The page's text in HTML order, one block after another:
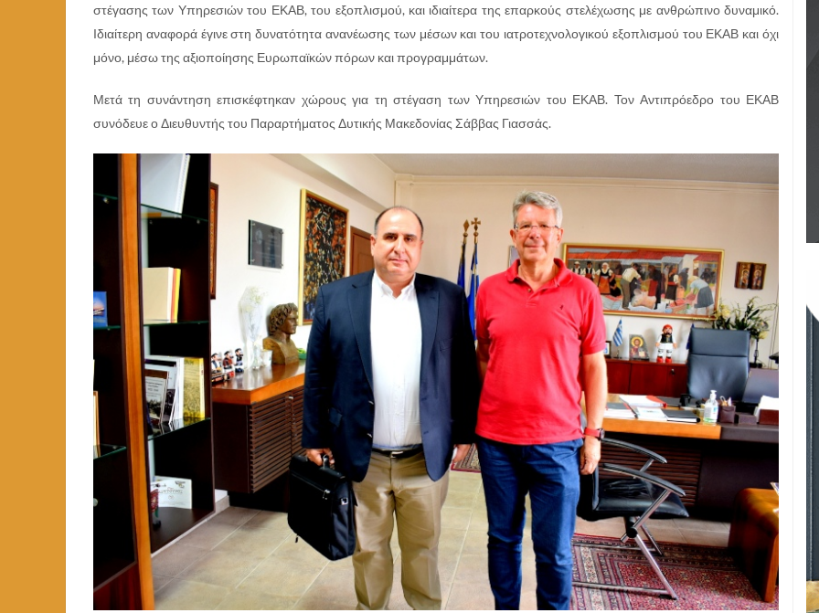
στέγασης των Υπηρεσιών του ΕΚΑΒ, του εξοπλισμού, και ιδιαίτερα της επαρκούς στελέχωσης με ανθρώπινο δυναμικό.
Ιδιαίτερη αναφορά έγινε στη δυνατότητα ανανέωσης των μέσων και του ιατροτεχνολογικού εξοπλισμού του ΕΚΑΒ και όχι
μόνο, μέσω της αξιοποίησης Ευρωπαϊκών πόρων και προγραμμάτων.
Μετά τη συνάντηση επισκέφτηκαν χώρους για τη στέγαση των Υπηρεσιών του ΕΚΑΒ. Τον Αντιπρόεδρο του ΕΚΑΒ
συνόδευε ο Διευθυντής του Παραρτήματος Δυτικής Μακεδονίας Σάββας Γιασσάς.